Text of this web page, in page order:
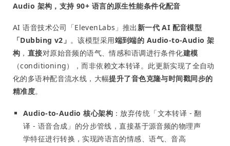
Audio 架构，支持 90+ 语言的原生性能条件化配音
AI 语音技术公司「ElevenLabs」推出 新一代 AI 配音模型
「Dubbing v2」 。该模型采用端到端的 Audio-to-Audio 架
构 ， 直接对原始音频的语气、情感和语调进行条件化建模
（conditioning），而非依赖文本转译。此更新实现了全自动
化的多语种配音流水线，大幅提升了音色克隆与时间戳同步的
精准度。
Audio-to-Audio 核心架构：放弃传统「文本转译 - 翻
译 - 语音合成」的分步管线，直接基于源音频的物理声
学特征进行转换，实现跨语言的情感、语气、音高